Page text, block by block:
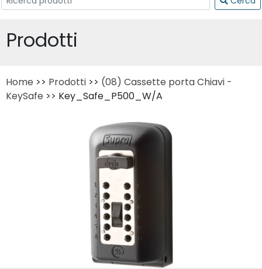
Prodotti
Home >> Prodotti >> (08) Cassette porta Chiavi -
KeySafe >> Key_Safe_P500_W/A